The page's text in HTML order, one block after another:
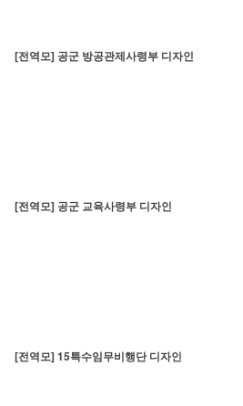
[전역모] 공군 방공관제사령부 디자인
[전역모] 공군 교육사령부 디자인
[전역모] 15특수임무비행단 디자인